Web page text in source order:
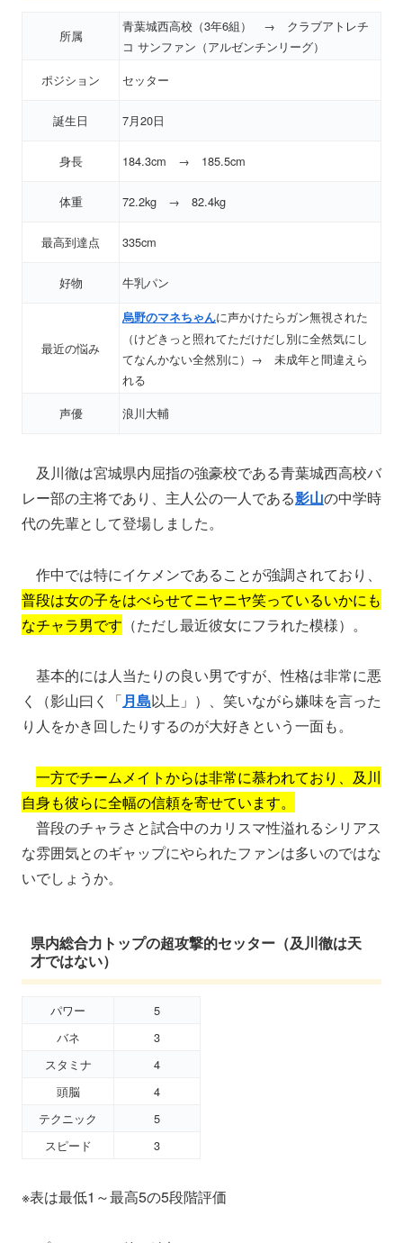
所属
青葉城西高校（3年6組） → クラブアトレチ
コ サンファン（アルゼンチンリーグ）
ポジション
セッター
誕生日 7月20日
身長 184.3cm → 185.5cm
体重 72.2kg → 82.4kg
最高到達点 335cm
好物 牛乳パン
最近の悩み
烏野のマネちゃんに声かけたらガン無視された
（けどきっと照れてただけだし別に全然気にし
てなんかない全然別に）→ 未成年と間違えら
れる
声優
浪川大輔
及川徹は宮城県内屈指の強豪校である青葉城西高校バ
レー部の主将であり、主人公の一人である影山の中学時
代の先輩として登場しました。
作中では特にイケメンであることが強調されており、
普段は女の子をはべらせてニヤニヤ笑っているいかにも
なチャラ男です （ただし最近彼女にフラれた模様）。
基本的には人当たりの良い男ですが、性格は非常に悪
く（影山曰く「月島以上」）、笑いながら嫌味を言った
り人をかき回したりするのが大好きという一面も。
一方でチームメイトからは非常に慕われており、及川
自身も彼らに全幅の信頼を寄せています。
普段のチャラさと試合中のカリスマ性溢れるシリアス
な雰囲気とのギャップにやられたファンは多いのではな
いでしょうか。
県内総合力トップの超攻撃的セッター（及川徹は天
才ではない）
パワー
5
バネ
3
スタミナ
4
頭脳
4
テクニック
5
スピード
3
※表は最低1～最高5の5段階評価